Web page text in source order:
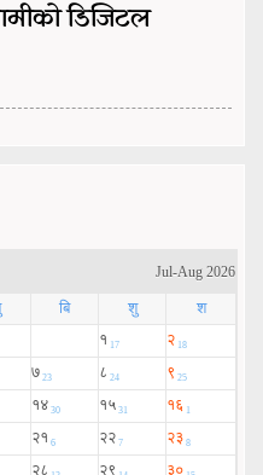
डिजिटल